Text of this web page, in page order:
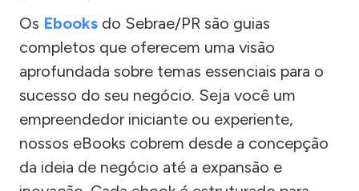
Os Ebooks do Sebrae/PR são guias
completos que oferecem uma visão
aprofundada sobre temas essenciais para o
sucesso do seu negócio. Seja você um
empreendedor iniciante ou experiente,
nossos eBooks cobrem desde a concepção
da ideia de negócio até a expansão e